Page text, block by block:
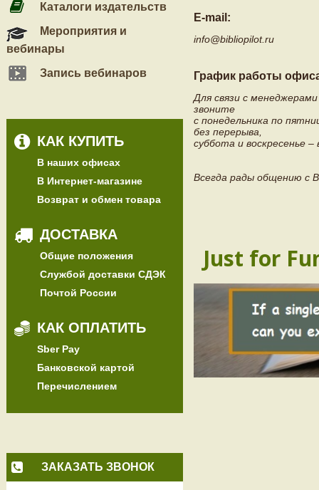
Каталоги издательств
Мероприятия и
вебинары
Запись вебинаров
КАК КУПИТЬ
В наших офисах
В Интернет-магазине
Возврат и обмен товара
ДОСТАВКА
Общие положения
Службой доставки СДЭК
Почтой России
КАК ОПЛАТИТЬ
Sber Pay
Банковской картой
Перечислением
ЗАКАЗАТЬ ЗВОНОК
E-mail:
info@bibliopilot.ru
График работы
Для связи с
звоните
с понедельника по
без перерыва,
суббота и воскресенье
Всегда рады общению с
Just for